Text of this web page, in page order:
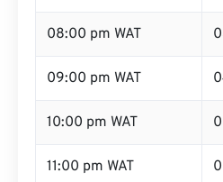
08:00 pm WAT
09:00 pm WAT
10:00 pm WAT
11:00 pm WAT